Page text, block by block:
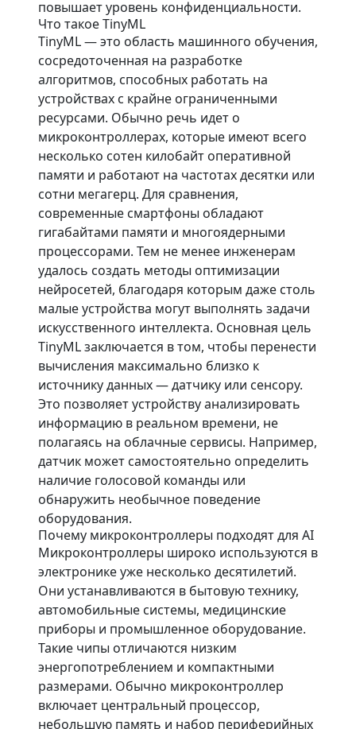
повышает уровень конфиденциальности.
Что такое TinyML
TinyML — это область машинного обучения,
сосредоточенная на разработке
алгоритмов, способных работать на
устройствах с крайне ограниченными
ресурсами. Обычно речь идет о
микроконтроллерах, которые имеют всего
несколько сотен килобайт оперативной
памяти и работают на частотах десятки или
сотни мегагерц. Для сравнения,
современные смартфоны обладают
гигабайтами памяти и многоядерными
процессорами. Тем не менее инженерам
удалось создать методы оптимизации
нейросетей, благодаря которым даже столь
малые устройства могут выполнять задачи
искусственного интеллекта. Основная цель
TinyML заключается в том, чтобы перенести
вычисления максимально близко к
источнику данных — датчику или сенсору.
Это позволяет устройству анализировать
информацию в реальном времени, не
полагаясь на облачные сервисы. Например,
датчик может самостоятельно определить
наличие голосовой команды или
обнаружить необычное поведение
оборудования.
Почему микроконтроллеры подходят для AI
Микроконтроллеры широко используются в
электронике уже несколько десятилетий.
Они устанавливаются в бытовую технику,
автомобильные системы, медицинские
приборы и промышленное оборудование.
Такие чипы отличаются низким
энергопотреблением и компактными
размерами. Обычно микроконтроллер
включает центральный процессор,
небольшую память и набор периферийных